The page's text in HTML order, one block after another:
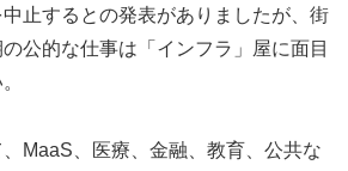
止するとの発表がありましたが、街
公的な仕事は「インフラ」屋に面目
MaaS、医療、金融、教育、公共な